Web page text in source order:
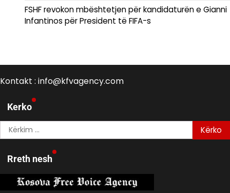
FSHF revokon mbështetjen për kandidaturën e Gianni
Infantinos për President të FIFA-s
Kontakt : info@kfvagency.com
Kerko
Kërko
për:
Rreth nesh